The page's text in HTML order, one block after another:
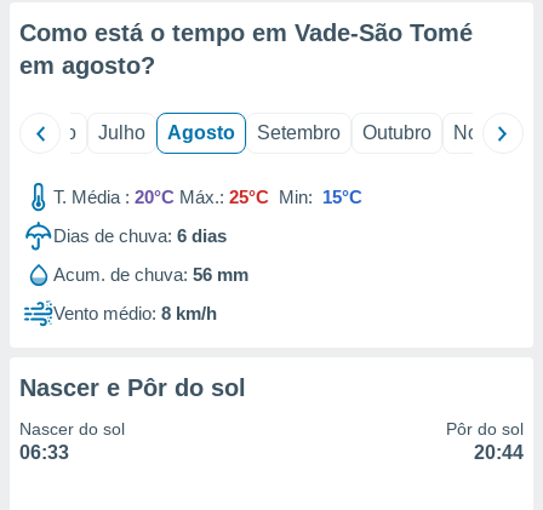
e
de
Como está o tempo em Vade-São Tomé
em agosto?
Junho Julho Agosto Setembro Outubro Novembro
T. Média : 20°C Máx.: 25°C Min: 15°C
Dias de chuva: 6 dias
Acum. de chuva: 56 mm
Vento médio: 8 km/h
Nascer e Pôr do sol
Nascer do sol
06:33
Pôr do sol
20:44